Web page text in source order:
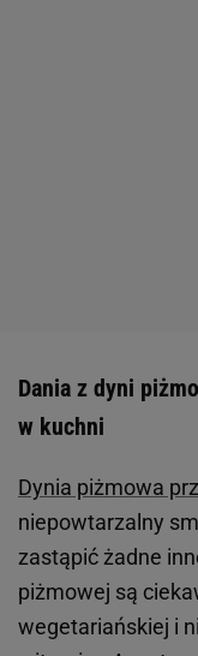
Dania z dyni
w kuchni
Dynia piżmowa
niepowtarzalny
zastąpić żadne
piżmowej są
wegetariańskiej i